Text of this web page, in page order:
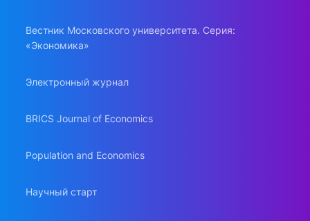
Вестник Московского университета. Серия:
«Экономика»
Электронный журнал
BRICS Journal of Economics
Population and Economics
Научный старт